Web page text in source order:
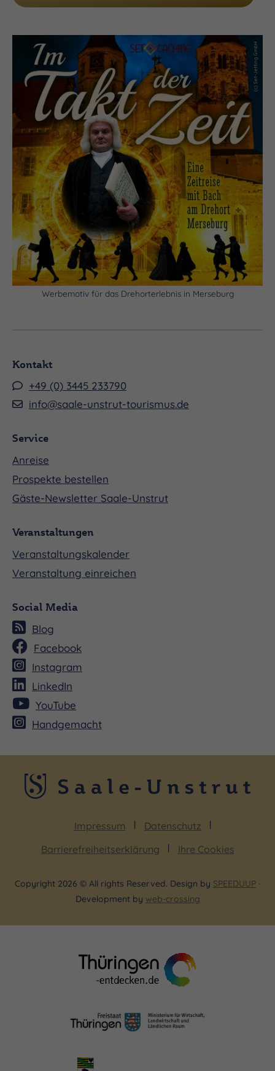
(c) Set-Jetting GmbH
Werbemotiv für das Drehorterlebnis in Merseburg
Kontakt
+49 (0) 3445 233790
info@saale-unstrut-tourismus.de
Service
Anreise
Prospekte bestellen
Gäste-Newsletter Saale-Unstrut
Veranstaltungen
Veranstaltungskalender
Veranstaltung einreichen
Social Media
Blog
Facebook
Instagram
LinkedIn
YouTube
Handgemacht
Impressum
Datenschutz
Barrierefreiheitserklärung
Ihre Cookies
Copyright 2026 © All rights Reserved. Design by SPEEDUUP ·
Development by web-crossing